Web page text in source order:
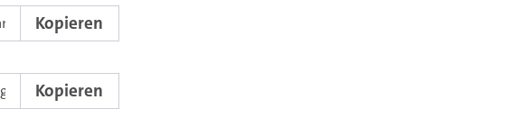
Kopieren
Sie diesen Link, um ein Video in den OpenOlat Video-Baustein einzubetten.
Kopieren
Video in CommSy einzubetten.